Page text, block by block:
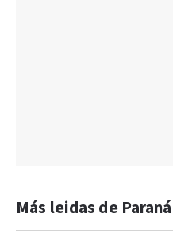
Más leidas de Paraná